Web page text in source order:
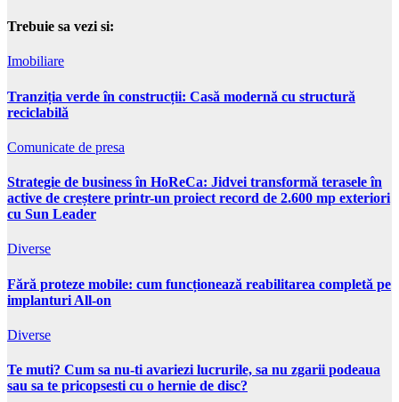
Trebuie sa vezi si:
Imobiliare
Tranziția verde în construcții: Casă modernă cu structură
reciclabilă
Comunicate de presa
Strategie de business în HoReCa: Jidvei transformă terasele în
active de creștere printr-un proiect record de 2.600 mp exteriori
cu Sun Leader
Diverse
Fără proteze mobile: cum funcționează reabilitarea completă pe
implanturi All-on
Diverse
Te muti? Cum sa nu-ti avariezi lucrurile, sa nu zgarii podeaua
sau sa te pricopsesti cu o hernie de disc?